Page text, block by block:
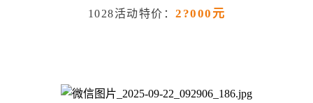
1028活动特价：2?000元